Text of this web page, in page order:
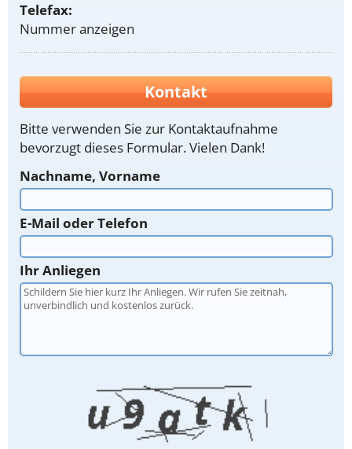
Telefax:
Nummer anzeigen
Kontakt
Bitte verwenden Sie zur Kontaktaufnahme
bevorzugt dieses Formular. Vielen Dank!
Nachname, Vorname
E-Mail oder Telefon
Ihr Anliegen